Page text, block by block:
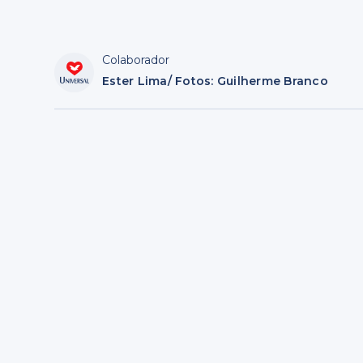
Colaborador
Ester Lima/ Fotos: Guilherme Branco